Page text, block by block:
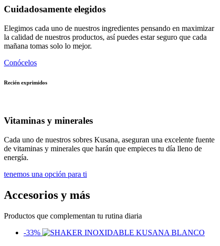
Cuidadosamente elegidos
Elegimos cada uno de nuestros ingredientes pensando en maximizar
la calidad de nuestros productos, así puedes estar seguro que cada
mañana tomas solo lo mejor.
Conócelos
Recién exprimidos
Vitaminas y minerales
Cada uno de nuestros sobres Kusana, aseguran una excelente fuente
de vitaminas y minerales que harán que empieces tu día lleno de
energía.
tenemos una opción para ti
Accesorios y más
Productos que complementan tu rutina diaria
-33%